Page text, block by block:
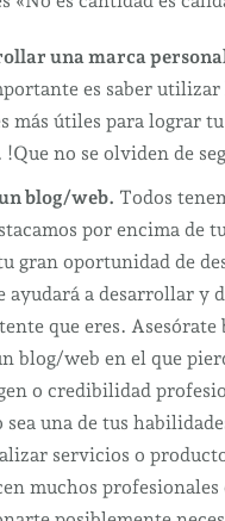
una marca
es saber utilizar
más útiles para lograr
no se olviden de
blog/web. Todos
por encima de
gran oportunidad de
ayudará a desarrollar y
que eres. Asesórate
blog/web en el que
o credibilidad
sea una de tus
servicios o
muchos profesionales